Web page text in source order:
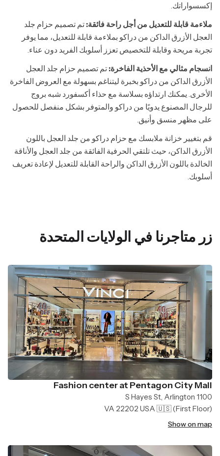
إكسسواراتك.
ملاءمة قابلة للتعديل من أجل راحة فائقة: تم تصميم حزام جلد
العجل الأزرق الداكن من دراكو بملاءمة قابلة للتعديل، مما يوفر
تجربة مريحة وقابلة للتخصيص تعزز أسلوبك الفريد دون عناء.
انسجام مثالي مع الأحذية الفاخرة: تم تصميم حزام جلد العجل
الأزرق الداكن من دراكو بخبرة ليتناغم بسهولة مع العروض الفاخرة
الأخرى. يمكنك ارتداؤه بسلاسة مع حذاء أكسفورد شبه بروج
للرجال المصنوع يدويًا من دراكو والمتوفر بشكل منفصل للحصول
على مظهر منسق وأنيق.
قم بتغيير خزانة ملابسك مع حزام دراكو من جلد العجل باللون
الأزرق الداكن، حيث تلتقي الحرفية الفائقة من جلد العجل والأناقة
الخالدة باللون الأزرق الداكن والراحة القابلة للتعديل لإعادة تعريف
أسلوبك.
زر متاجرنا في الولايات المتحدة
Fashion center at Pentagon City Mall
1100 S Hayes St, Arlington
VA 22202 USA 🇺🇸(First Floor)
Show on map